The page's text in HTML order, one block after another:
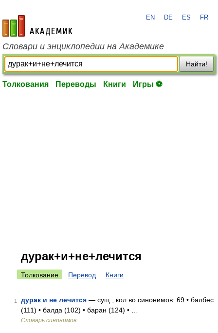
academic.ru
EN DE ES FR
Словари и энциклопедии на Академике
Найти!
Толкования Переводы Книги Игры ⚽
дурак+и+не+лечится
Толкование Перевод Книги
1 дурак и не лечится — сущ., кол во синонимов: 69 • балбес
(111) • балда (102) • баран (124) • …
Словарь синонимов